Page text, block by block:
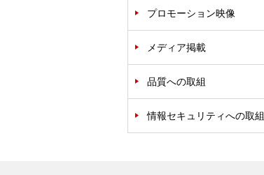
プロモーション映像
メディア掲載
品質への取組
情報セキュリティへの取組